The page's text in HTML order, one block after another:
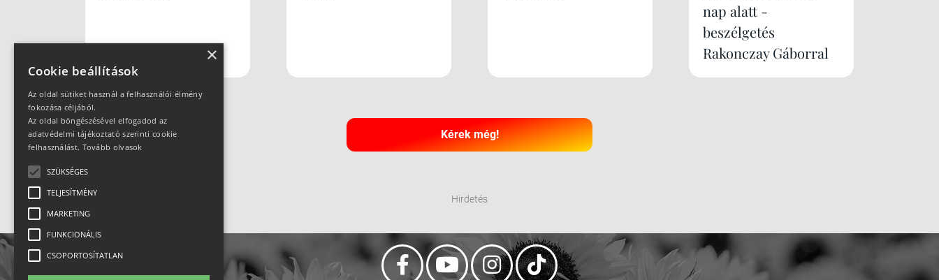
nap alatt -
beszélgetés
Rakonczay Gáborral
Kérek még!
Hirdetés
×
Cookie beállítások
Az oldal sütiket használ a felhasználói élmény
fokozása céljából.
Az oldal böngészésével elfogadod az
adatvédelmi tájékoztató szerinti cookie
felhasználást. Tovább olvasok
SZÜKSÉGES
TELJESÍTMÉNY
MARKETING
FUNKCIONÁLIS
CSOPORTOSÍTATLAN